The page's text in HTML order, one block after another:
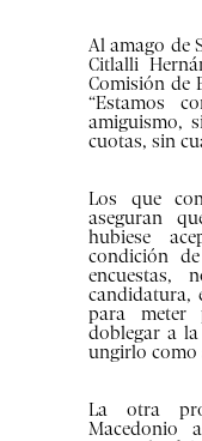
Al amago de
Citlalli
Comisión de
“Estamos
amiguismo,
cuotas, sin
Los que
aseguran
hubiese
condición
encuestas,
candidatura,
para meter
doblegar a
ungirlo como
La otra
Macedonio